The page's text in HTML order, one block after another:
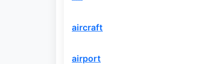
aircraft
airport